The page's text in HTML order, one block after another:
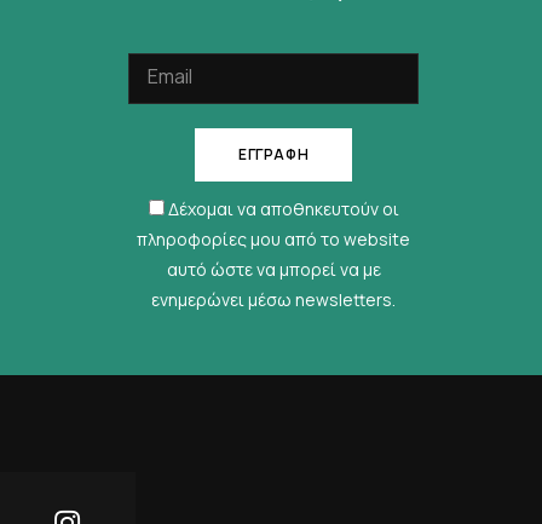
Δέχομαι να αποθηκευτούν οι
πληροφορίες μου από το website
αυτό ώστε να μπορεί να με
ενημερώνει μέσω newsletters.